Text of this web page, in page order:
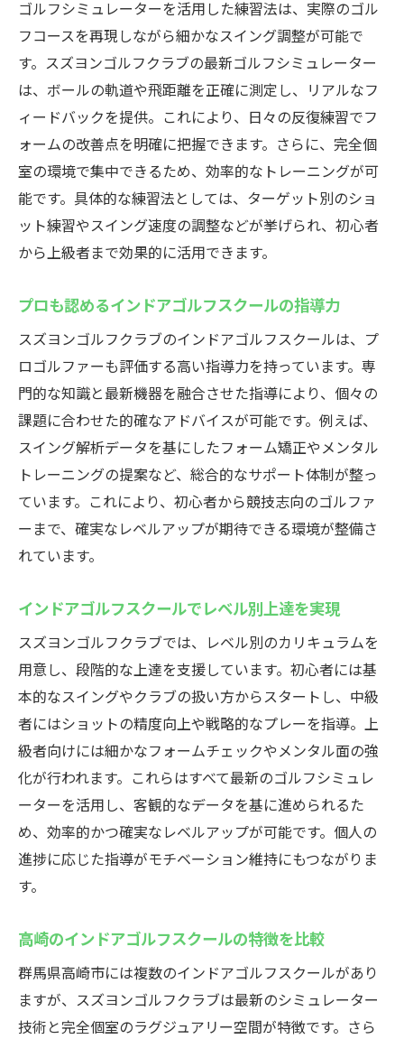
練習
インドアゴルフスクールで技術力を高める
ポイント
ラグジュアリーな個室空間でゴルフを楽しむ
インドアゴルフスクールで味わうラグジュ
アリー空間
完全個室のインドアゴルフスクールで快適
練習
プライベート空間でインドアゴルフスクー
インドアゴルフスクールなら周囲を気にせ
ず集中
高崎で叶う上質なインドアゴルフスクール
の魅力
贅沢空間のインドアゴルフスクールで心地
よい時間
ゴルフシミュレーターを活用した練習法は、実際のゴル
フコースを再現しながら細かなスイング調整が可能で
す。スズヨンゴルフクラブの最新ゴルフシミュレーター
は、ボールの軌道や飛距離を正確に測定し、リアルなフ
ィードバックを提供。これにより、日々の反復練習でフ
ォームの改善点を明確に把握できます。さらに、完全個
室の環境で集中できるため、効率的なトレーニングが可
能です。具体的な練習法としては、ターゲット別のショ
ット練習やスイング速度の調整などが挙げられ、初心者
から上級者まで効果的に活用できます。
プロも認めるインドアゴルフスクールの指導力
スズヨンゴルフクラブのインドアゴルフスクールは、プ
ロゴルファーも評価する高い指導力を持っています。専
門的な知識と最新機器を融合させた指導により、個々の
課題に合わせた的確なアドバイスが可能です。例えば、
スイング解析データを基にしたフォーム矯正やメンタル
トレーニングの提案など、総合的なサポート体制が整っ
ています。これにより、初心者から競技志向のゴルファ
ーまで、確実なレベルアップが期待できる環境が整備さ
れています。
インドアゴルフスクールでレベル別上達を実現
スズヨンゴルフクラブでは、レベル別のカリキュラムを
用意し、段階的な上達を支援しています。初心者には基
本的なスイングやクラブの扱い方からスタートし、中級
者にはショットの精度向上や戦略的なプレーを指導。上
級者向けには細かなフォームチェックやメンタル面の強
化が行われます。これらはすべて最新のゴルフシミュレ
ーターを活用し、客観的なデータを基に進められるた
め、効率的かつ確実なレベルアップが可能です。個人の
進捗に応じた指導がモチベーション維持にもつながりま
す。
高崎のインドアゴルフスクールの特徴を比較
群馬県高崎市には複数のインドアゴルフスクールがあり
ますが、スズヨンゴルフクラブは最新のシミュレーター
技術と完全個室のラグジュアリー空間が特徴です。さら